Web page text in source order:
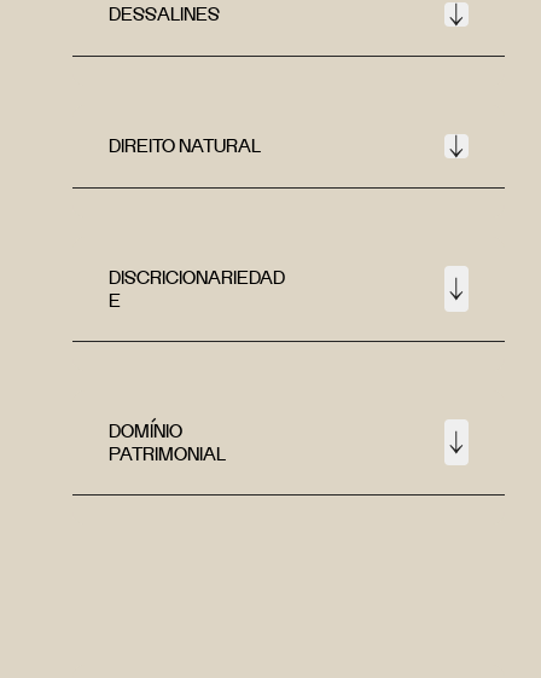
DESSALINES
DIREITO NATURAL
DISCRICIONARIEDAD
E
DOMÍNIO
PATRIMONIAL